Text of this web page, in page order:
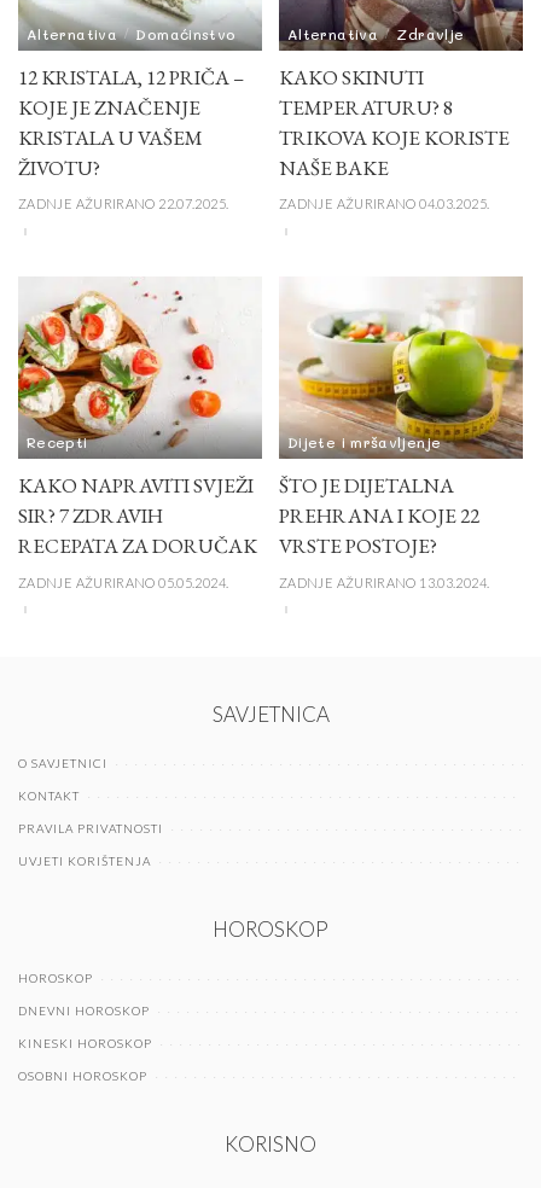
Alternativa Domaćinstvo
12 KRISTALA, 12 PRIČA –
KOJE JE ZNAČENJE
KRISTALA U VAŠEM
ŽIVOTU?
ZADNJE AŽURIRANO 22.07.2025.
Alternativa Zdravlje
KAKO SKINUTI
TEMPERATURU? 8
TRIKOVA KOJE KORISTE
NAŠE BAKE
ZADNJE AŽURIRANO 04.03.2025.
Recepti
KAKO NAPRAVITI SVJEŽI
SIR? 7 ZDRAVIH
RECEPATA ZA DORUČAK
ZADNJE AŽURIRANO 05.05.2024.
Dijete i mršavljenje
ŠTO JE DIJETALNA
PREHRANA I KOJE 22
VRSTE POSTOJE?
ZADNJE AŽURIRANO 13.03.2024.
SAVJETNICA
O SAVJETNICI
KONTAKT
PRAVILA PRIVATNOSTI
UVJETI KORIŠTENJA
HOROSKOP
HOROSKOP
DNEVNI HOROSKOP
KINESKI HOROSKOP
OSOBNI HOROSKOP
KORISNO